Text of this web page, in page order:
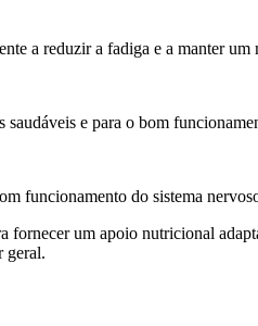
a reduzir a fadiga e a manter
e para o bom
funcionamento do sistema
um apoio nutricional
geral.